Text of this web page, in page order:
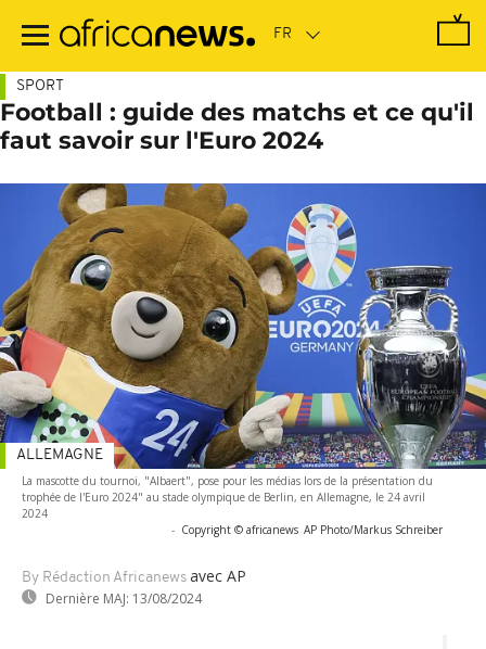
contenu
SPORT
Football : guide des matchs et ce qu'il
faut savoir sur l'Euro 2024
La mascotte du tournoi, "Albaert", pose pour les médias lors de la présentation du
trophée de l'Euro 2024" au stade olympique de Berlin, en Allemagne, le 24 avril
2024
- Copyright © africanews AP Photo/Markus Schreiber
By Rédaction Africanews avec AP
Dernière MAJ: 13/08/2024
ALLEMAGNE